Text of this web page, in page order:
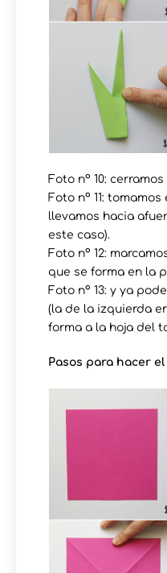
Foto nº 10:
Foto nº 11:
llevamos hacia
este caso).
Foto nº 12:
que se forma en la
Foto nº 13: y ya
(la de la izquierda
forma a la hoja del
Pasos para hacer